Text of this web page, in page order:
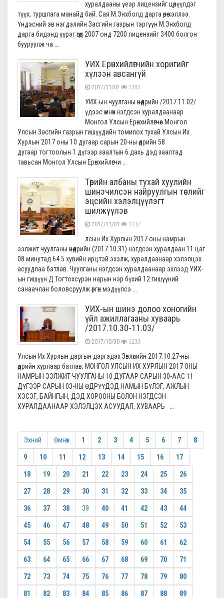
хуралдааны үеэр лицензийг цөөрүүлдэг
түүх, туршлага манайд бий. Сая М.Энхболд дарга өөрөө хэллээ.
Үндэсний эв нэгдэлийн Засгийн газрын тэргүүн М.Энхболд
дарга бидэнд үүрэг өгөөд 2007 онд 7200 лицензийг 3400 болгон
бууруулж ча ...
УИХ Ерөнхийлөгчийн хоригийг
хүлээн авсангүй
2017/11/02 1283
УИХ-ын чуулганы өнөөдрийн /2017.11.02/
үдээс өмнөх нэгдсэн хуралдаанаар
Монгол Улсын Ерөнхийлөгчөөс Монгол
Улсын Засгийн газрын гишүүдийн томилох тухай Улсын Их
Хурлын 2017 оны 10 дугаар сарын 20-ны өдрийн 58
дугаар тогтоолын 1 дүгээр заалтын 6 дахь дэд заалтад
тавьсан Монгол Улсын Ерөнхийлөгчи ...
Төрийн албаны тухай хуулийн
шинэчилсэн найруулгын төслийг
эцсийн хэлэлцүүлэгт
шилжүүлэв
2017/11/01 1737
лсын Их Хурлын 2017 оны намрын
ээлжит чуулганы өнөөдрийн (2017.10.31) нэгдсэн хуралдаан 11 цаг
08 минутад 64.5 хувийн ирцтэй эхэлж, хуралдаанаар хэлэлцэх
асуудлаа батлав. Чуулганы нэгдсэн хуралдаанаар эхлээд УИХ-
ын гишүүн Д.Тогтохсүрэн нарын нэр бүхий 12 гишүүний
санаачлан боловсруулж өргөн мэдүүлсэ ...
УИХ-ын шинэ долоо хоногийн
үйл ажиллагааны хуваарь
/2017.10.30-11.03/
2017/10/30 1233
Улсын Их Хурлын даргын дэргэдэх Зөвлөлийн 2017.10.27-ны
өдрийн хурлаар батлав. МОНГОЛ УЛСЫН ИХ ХУРЛЫН 2017 ОНЫ
НАМРЫН ЭЭЛЖИТ ЧУУЛГАНЫ 10 ДУГААР САРЫН 30-ААС 11
ДҮГЭЭР САРЫН 03-НЫ ӨДРҮҮДЭД НАМЫН БҮЛЭГ, АЖЛЫН
ХЭСЭГ, БАЙНГЫН, ДЭД ХОРООНЫ БОЛОН НЭГДСЭН
ХУРАЛДААНААР ХЭЛЭЛЦЭХ АСУУДАЛ, ХУВААРЬ ...
Эхний Өмнөх 1 2 3 4 5 6 7 8
9 10 11 12 13 14 15 16 17
18 19 20 21 22 23 24 25 26
27 28 29 30 31 32 33 34 35
36 37 38 39 40 41 42 43 44
45 46 47 48 49 50 51 52 53
54 55 56 57 58 59 60 61 62
63 64 65 66 67 68 69 70 71
72 73 74 75 76 77 78 79 80
81 82 83 84 85 86 87 88 89